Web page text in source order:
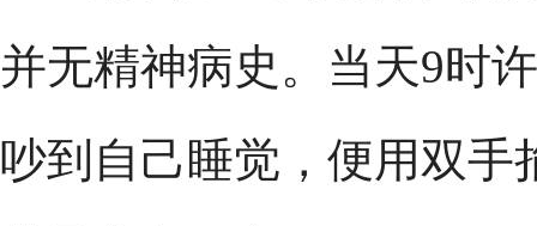
并无精神病史。当天9时
吵到自己睡觉，便用双手